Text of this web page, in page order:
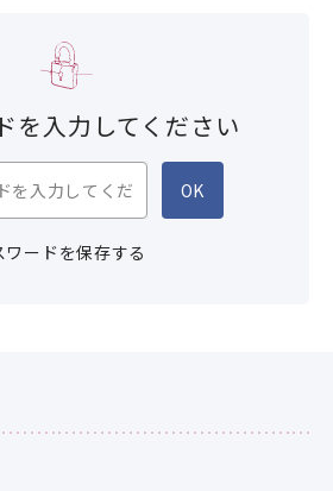
を入力してください
OK
ワードを保存する